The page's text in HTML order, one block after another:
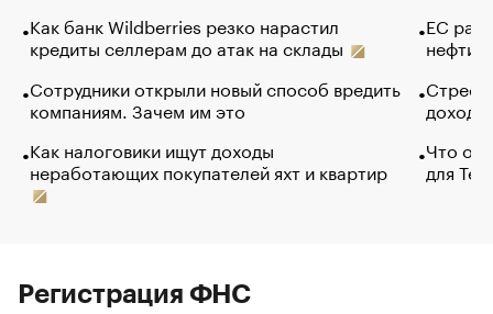
Как банк Wildberries резко нарастил
кредиты селлерам до атак на склады
Сотрудники открыли новый способ вредить
компаниям. Зачем им это
Как налоговики ищут доходы
неработающих покупателей яхт и квартир
ЕС
нефти
Что
для
Регистрация ФНС